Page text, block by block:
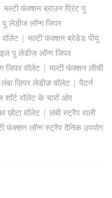
मल्टी फंक्शन ब्राउन प्रिंट पु
लेडीज लॉन्ग जिपर
| मल्टी फंक्शन ब्रेडेड पीयू
पु लेडीज़ लॉन्ग जिपर
जिपर वॉलेट | मल्टी फंक्शन लीची
ज़िपर लेडीज़ वॉलेट | पैटर्न
वॉलेट के चारों ओर
छोटा वॉलेट | लंबी स्ट्रैप वाली
फंक्शन लॉन्ग स्ट्रैप दैनिक उपयोग